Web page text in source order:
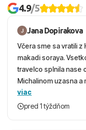
4.9/5
Jana Dopirakova
Včera sme sa vratili
makadi soraya.
travelco splnila nase
Michalinom uzasna a
vecernych hodinach
krasny, cisty. Sluzby
viac
pred 1 týždňom